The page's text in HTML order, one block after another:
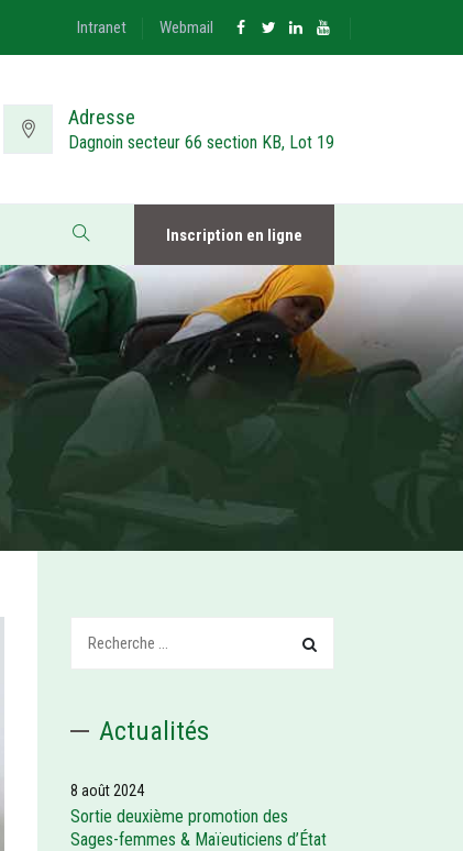
Intranet Webmail
Adresse
Dagnoin secteur 66 section KB, Lot 19
Inscription en ligne
Actualités
8 août 2024
Sortie deuxième promotion des
Sages-femmes & Maïeuticiens d’État